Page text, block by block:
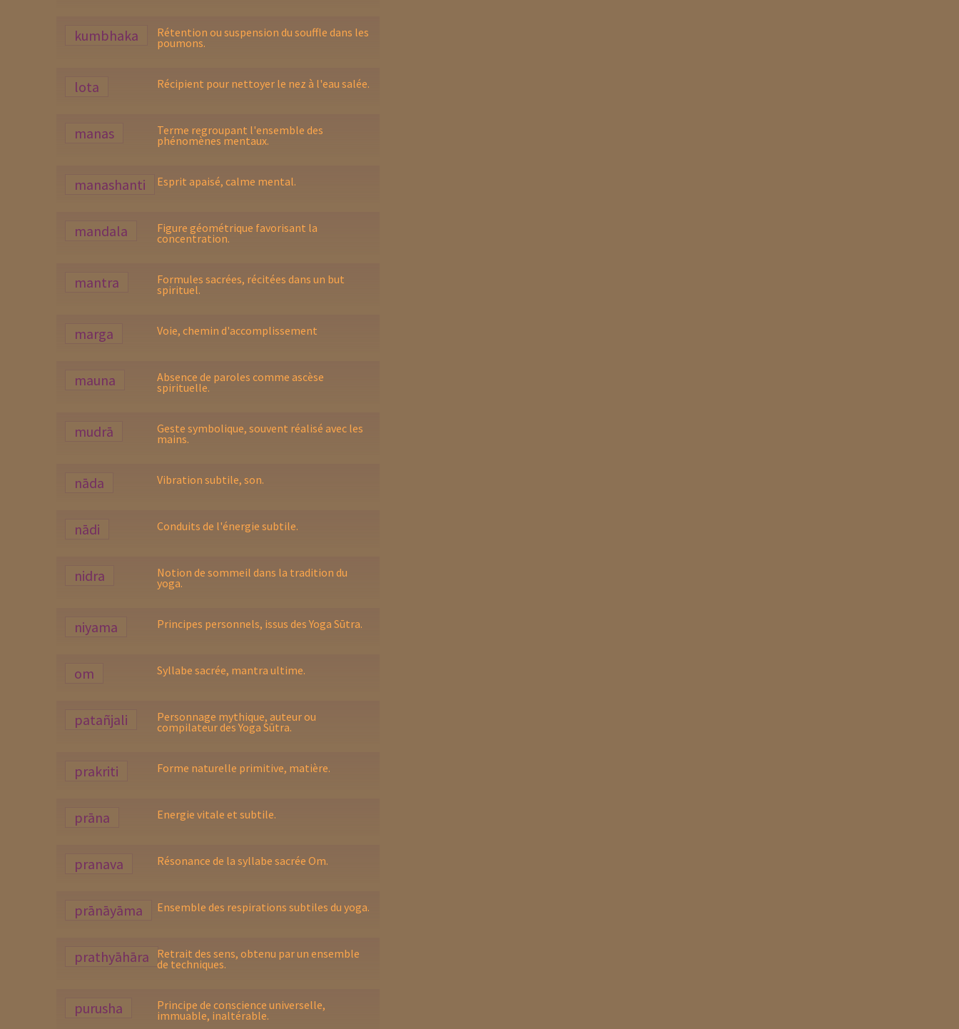
kumbhaka Rétention ou suspension du souffle dans les
poumons.
lota Récipient pour nettoyer le nez à l'eau salée.
manas Terme regroupant l'ensemble des
phénomènes mentaux.
manashanti Esprit apaisé, calme mental.
mandala Figure géométrique favorisant la
concentration.
mantra Formules sacrées, récitées dans un but
spirituel.
marga Voie, chemin d'accomplissement
mauna Absence de paroles comme ascèse
spirituelle.
mudrā Geste symbolique, souvent réalisé avec les
mains.
nāda Vibration subtile, son.
nādi Conduits de l'énergie subtile.
nidra Notion de sommeil dans la tradition du
yoga.
niyama Principes personnels, issus des Yoga Sūtra.
om Syllabe sacrée, mantra ultime.
patañjali Personnage mythique, auteur ou
compilateur des Yoga Sūtra.
prakriti Forme naturelle primitive, matière.
prāna Energie vitale et subtile.
pranava Résonance de la syllabe sacrée Om.
prānāyāma Ensemble des respirations subtiles du yoga.
prathyāhāra Retrait des sens, obtenu par un ensemble
de techniques.
purusha Principe de conscience universelle,
immuable, inaltérable.